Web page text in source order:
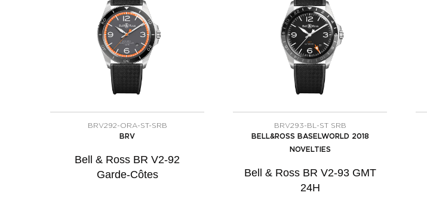
BRV292-ORA-ST-SRB
BRV
Bell & Ross BR V2-92
Garde-Côtes
BRV293-BL-ST SRB
BELL&ROSS BASELWORLD 2018
NOVELTIES
Bell & Ross BR V2-93 GMT
24H